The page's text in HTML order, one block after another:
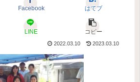
Facebook はてブ
LINE コピー
2022.03.10 2023.03.10